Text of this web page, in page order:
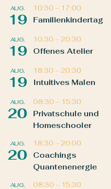
AUG.
19
10:30 – 17:00
Familienkindertag
AUG.
19
10:30 – 20:30
Offenes Atelier
AUG.
19
18:30 – 20:30
Intuitives Malen
AUG.
20
08:30 – 15:30
Privatschule und
Homeschooler
AUG.
20
18:30 – 20:00
Coachings
Quantenenergie
AUG. 08:30 – 15:30